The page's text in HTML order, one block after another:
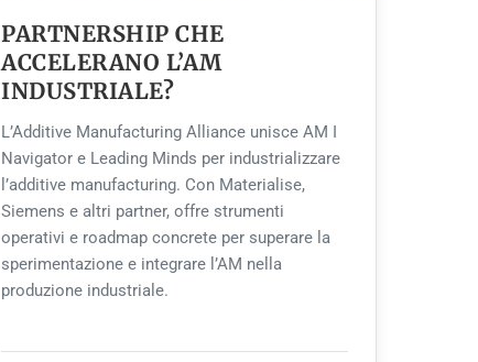
PARTNERSHIP CHE
ACCELERANO L’AM
INDUSTRIALE?
L’Additive Manufacturing Alliance unisce AM I
Navigator e Leading Minds per industrializzare
l’additive manufacturing. Con Materialise,
Siemens e altri partner, offre strumenti
operativi e roadmap concrete per superare la
sperimentazione e integrare l’AM nella
produzione industriale.